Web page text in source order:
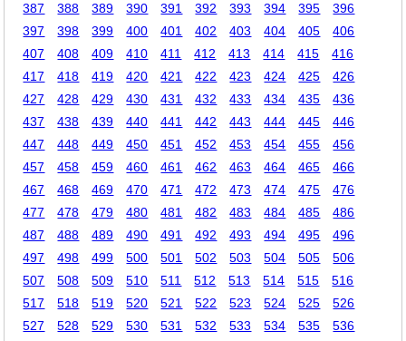
387
388 389 390 391 392 393 394 395
396
397
398 399 400 401 402 403 404 405
406
407
408 409 410 411 412 413 414 415
416
417
418 419 420 421 422 423 424 425
426
427
428 429 430 431 432 433 434 435
436
437
438 439 440 441 442 443 444 445
446
447
448 449 450 451 452 453 454 455
456
457
458 459 460 461 462 463 464 465
466
467
468 469 470 471 472 473 474 475
476
477
478 479 480 481 482 483 484 485
486
487
488 489 490 491 492 493 494 495
496
497
498 499 500 501 502 503 504 505
506
507
508 509 510 511 512 513 514 515
516
517
518 519 520 521 522 523 524 525
526
527
528 529 530 531 532 533 534 535
536